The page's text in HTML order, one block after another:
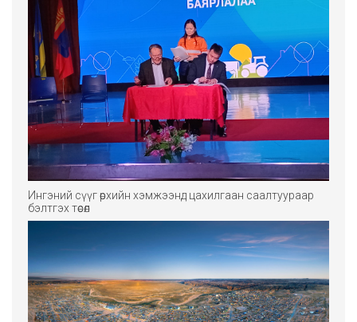
Ингэний сүүг өрхийн хэмжээнд цахилгаан саалтуураар
бэлтгэх төсөл